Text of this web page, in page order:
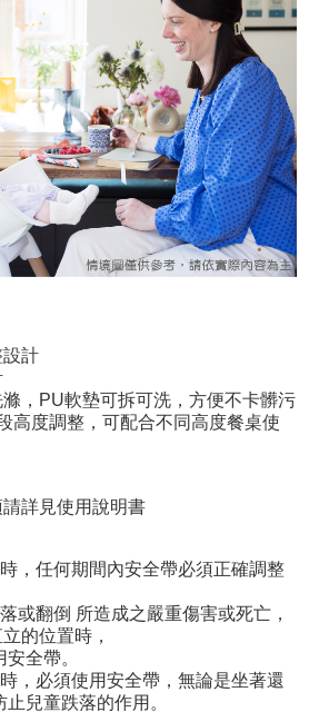
設計
，PU軟墊可拆可洗，方便不卡髒污
高度調整，可配合不同高度餐桌使
詳見使用說明書
，任何期間內安全帶必須正確調整
或翻倒 所造成之嚴重傷害或死亡，
的位置時，
全帶。
，必須使用安全帶，無論是坐著還
兒童跌落的作用。